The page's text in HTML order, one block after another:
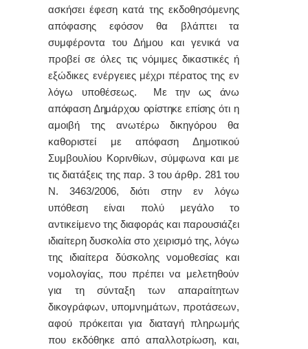
ασκήσει έφεση κατά της εκδοθησόμενης
απόφασης εφόσον θα βλάπτει τα
συμφέροντα του Δήμου και γενικά να
προβεί σε όλες τις νόμιμες δικαστικές ή
εξώδικες ενέργειες μέχρι πέρατος της εν
λόγω υποθέσεως. Με την ως άνω
απόφαση Δημάρχου ορίστηκε επίσης ότι η
αμοιβή της ανωτέρω δικηγόρου θα
καθοριστεί με απόφαση Δημοτικού
Συμβουλίου Κορινθίων, σύμφωνα και με
τις διατάξεις της παρ. 3 του άρθρ. 281 του
Ν. 3463/2006, διότι
στην εν λόγω
υπόθεση είναι πολύ μεγάλο το
αντικείμενο της διαφοράς και παρουσιάζει
ιδιαίτερη δυσκολία στο χειρισμό της, λόγω
της ιδιαίτερα δύσκολης νομοθεσίας και
νομολογίας, που πρέπει να μελετηθούν
για τη σύνταξη των απαραίτητων
δικογράφων, υπομνημάτων, προτάσεων,
αφού πρόκειται για διαταγή πληρωμής
που εκδόθηκε από απαλλοτρίωση, και,